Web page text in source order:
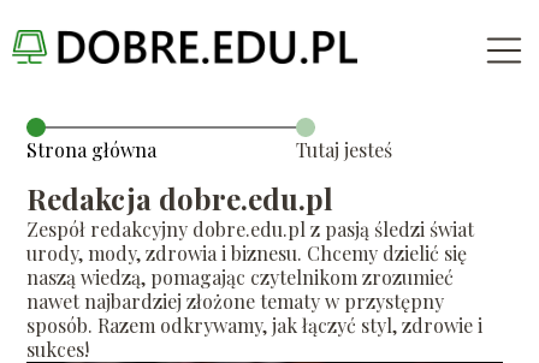
Strona główna Tutaj jesteś
Redakcja dobre.edu.pl
Zespół redakcyjny dobre.edu.pl z pasją śledzi świat
urody, mody, zdrowia i biznesu. Chcemy dzielić się
naszą wiedzą, pomagając czytelnikom zrozumieć
nawet najbardziej złożone tematy w przystępny
sposób. Razem odkrywamy, jak łączyć styl, zdrowie i
sukces!